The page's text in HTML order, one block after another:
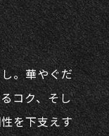
。華やぐだ
コク、そし
を下⽀えす